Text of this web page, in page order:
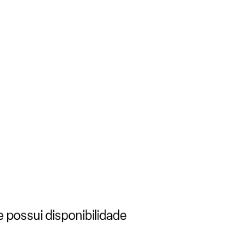
possui disponibilidade